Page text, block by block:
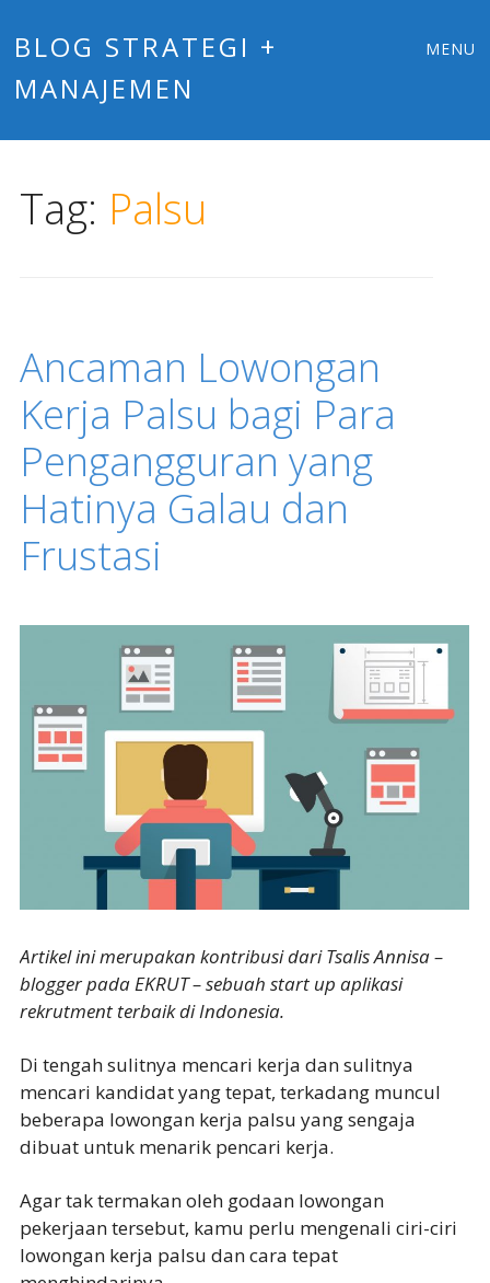
BLOG STRATEGI +
MANAJEMEN
MENU
Tag: Palsu
Ancaman Lowongan
Kerja Palsu bagi Para
Pengangguran yang
Hatinya Galau dan
Frustasi
Artikel ini merupakan kontribusi dari Tsalis Annisa –
blogger pada EKRUT – sebuah start up aplikasi
rekrutment terbaik di Indonesia.
Di tengah sulitnya mencari kerja dan sulitnya
mencari kandidat yang tepat, terkadang muncul
beberapa lowongan kerja palsu yang sengaja
dibuat untuk menarik pencari kerja.
Agar tak termakan oleh godaan lowongan
pekerjaan tersebut, kamu perlu mengenali ciri-ciri
lowongan kerja palsu dan cara tepat